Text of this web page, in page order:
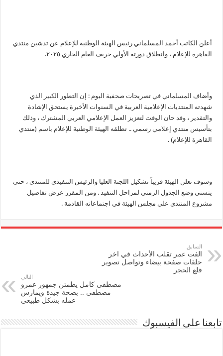
خريف
٢٠٢٥
أعلن الكاتب أحمد المسلماني رئيس الهيئة الوطنية للإعلام عن تدشين منتدي
القاهرة للإعلام ، وانطلاق دورته الأولي خريف العام الجاري ٢٠٢٥.
وأضاف المسلماني في تصريحات صحفية اليوم : إن التطور الكبير الذي
شهدته المنتديات الإعلامية العربية في السنوات الأخيرة يستحق الإشادة
والتقدير ، وقد حان الوقت لتعزيز العمل الإعلامي العربي المشترك ، وذلك
بتأسيس منتدي إعلامي رسمي .. تطلقه الهيئة الوطنية للإعلام باسم (منتدي
القاهرة للإعلام) .
وسوف تعلن الهيئة قريباً تشكيل اللجنة العليا والرئيس التنفيذي للمنتدي ، حتي
يتسني وضع الجدول الزمني لمراحل التنفيذ . ومن المقرر عرض تفاصيل
مشروع المنتدي علي مجلس الهيئة في اجتماعاته القادمة .
السابق
الفت عمر تقلب الأحداث في اخر
حلقات صفحة بيضاء وتواصل تصوير
قلع الحجر
التالي
مصطفى كامل يطمئن جمهور عمرو
مصطفى .. بصحة جيدة ويمارس
عمله بشكل طبيعي
تابعنا على الفيسبوك